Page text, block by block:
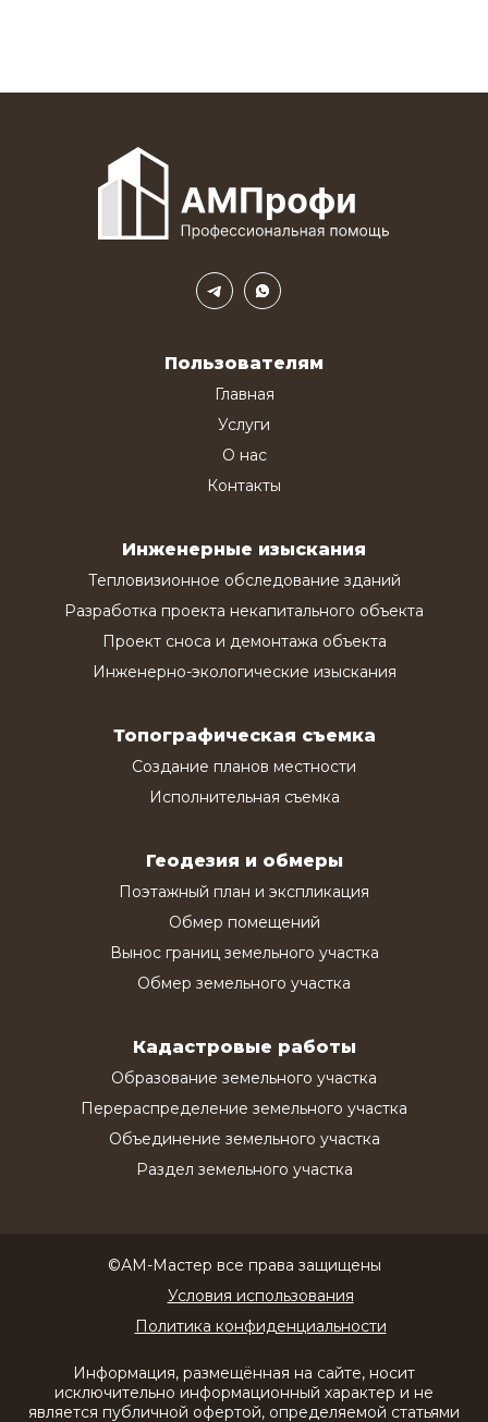
Пользователям
Главная
Услуги
О нас
Контакты
Инженерные изыскания
Тепловизионное обследование зданий
Разработка проекта некапитального объекта
Проект сноса и демонтажа объекта
Инженерно-экологические изыскания
Топографическая съемка
Создание планов местности
Исполнительная съемка
Геодезия и обмеры
Поэтажный план и экспликация
Обмер помещений
Вынос границ земельного участка
Обмер земельного участка
Кадастровые работы
Образование земельного участка
Перераспределение земельного участка
Объединение земельного участка
Раздел земельного участка
©АМ-Мастер все права защищены
Условия использования
Политика конфиденциальности
Информация, размещённая на сайте, носит
исключительно информационный характер и не
является публичной офертой, определяемой статьями